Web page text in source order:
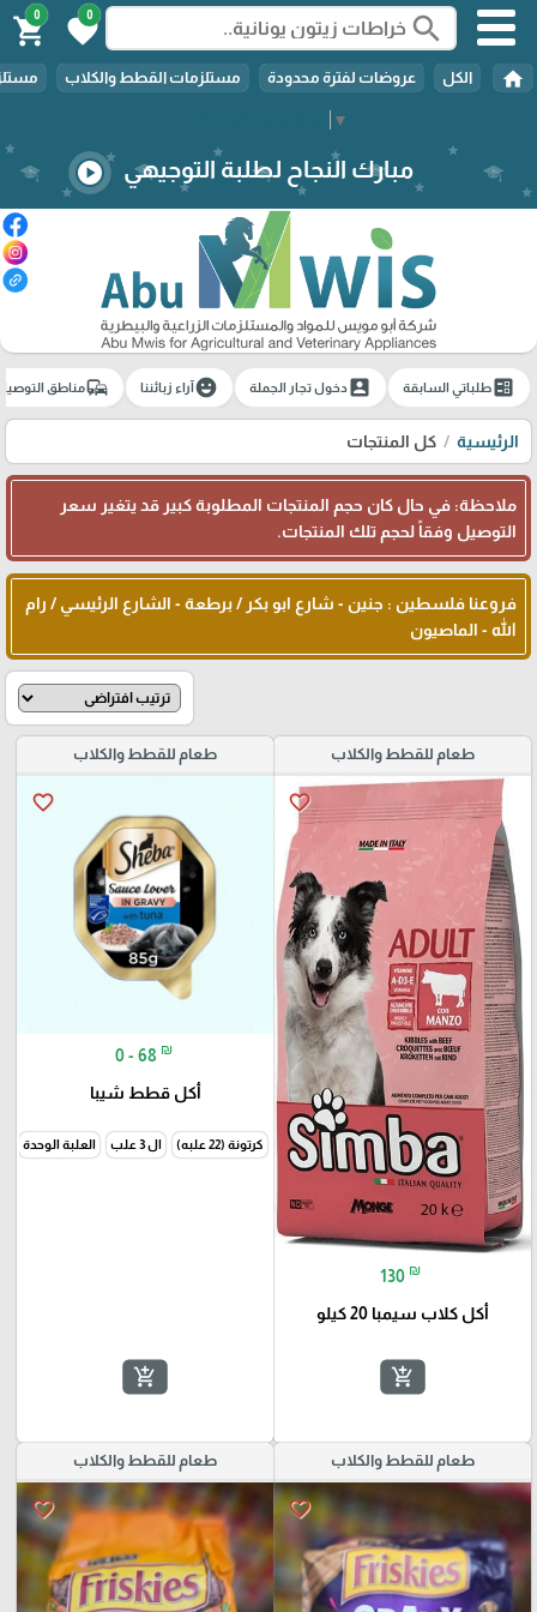
▼
search
0
favorite
0
shopping_cart
home الكل عروضات لفترة محدودة مستلزمات القطط والكلاب
مبارك النجاح لطلبة التوجيهي play_circle
ballotطلباتي السابقة account_boxدخول تجار الجملة emoji_emotionsآراء زبائننا commuteمناطق
الرئيسية كل المنتجات
ملاحظة: في حال كان حجم المنتجات المطلوبة كبير قد يتغير سعر
التوصيل وفقاً لحجم تلك المنتجات.
فروعنا فلسطين : جنين - شارع ابو بكر / برطعة - الشارع الرئيسي / رام
الله - الماصيون
طعام للقطط والكلاب
favorite_border
130 ₪
أكل كلاب سيمبا 20 كيلو
add_shopping_cart
طعام للقطط والكلاب
favorite_border
0 - 68 ₪
أكل قطط شيبا
كرتونة (22 علبه) ال 3 علب العلبة الوحدة
add_shopping_cart
طعام للقطط والكلاب
favorite_border
طعام للقطط والكلاب
favorite_border